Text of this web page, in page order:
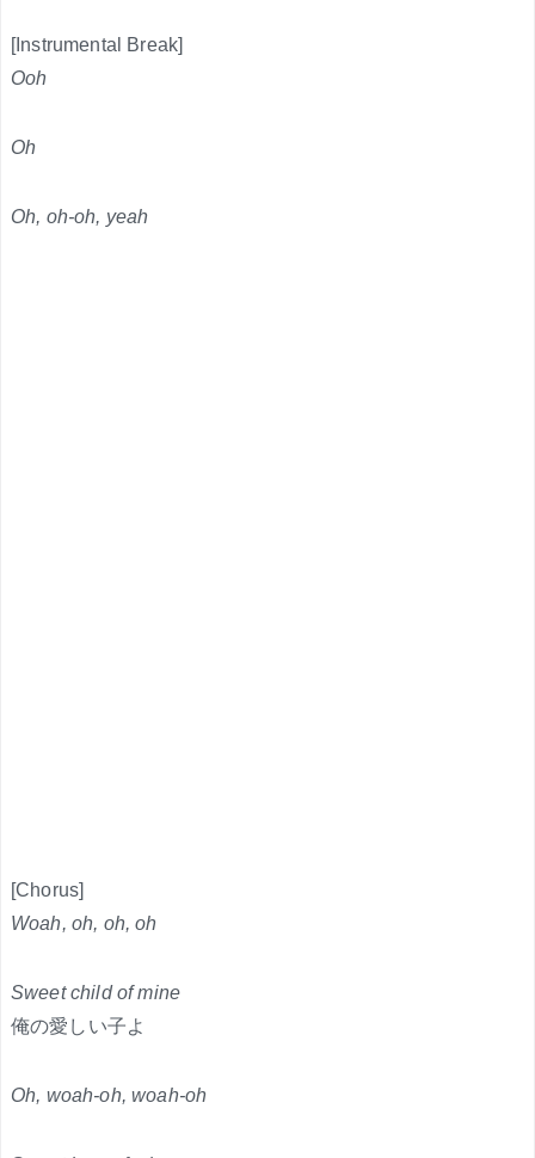
[Instrumental Break]
Ooh
Oh
Oh, oh-oh, yeah
[Chorus]
Woah, oh, oh, oh
Sweet child of mine
俺の愛しい子よ
Oh, woah-oh, woah-oh